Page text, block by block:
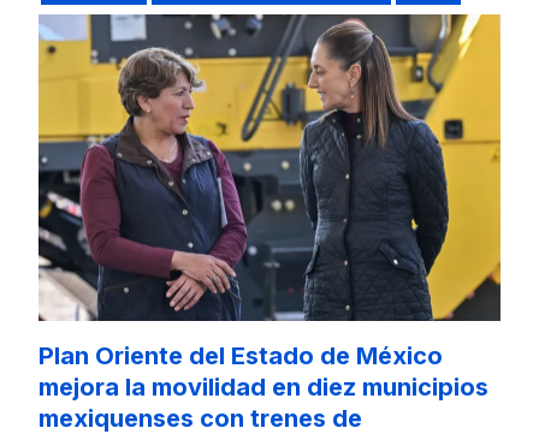
Plan Oriente del Estado de México
mejora la movilidad en diez municipios
mexiquenses con trenes de